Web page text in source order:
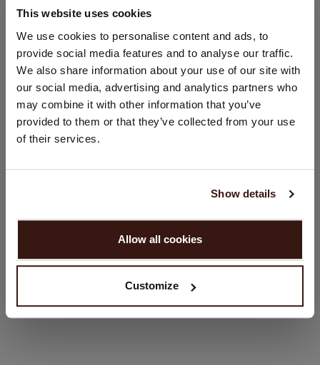
This website uses cookies
We use cookies to personalise content and ads, to
provide social media features and to analyse our traffic.
We also share information about your use of our site with
our social media, advertising and analytics partners who
may combine it with other information that you’ve
provided to them or that they’ve collected from your use
of their services.
Show details
Allow all cookies
Customize
DIT VINDT U MISSCHIEN OOK LEUK
LAND WIJZIGEN
U bezoekt Repeat cashmere vanuit Nederland (€). Wilt u uw
land wijzigen?
Verenigde Staten ($)
GA VERDER